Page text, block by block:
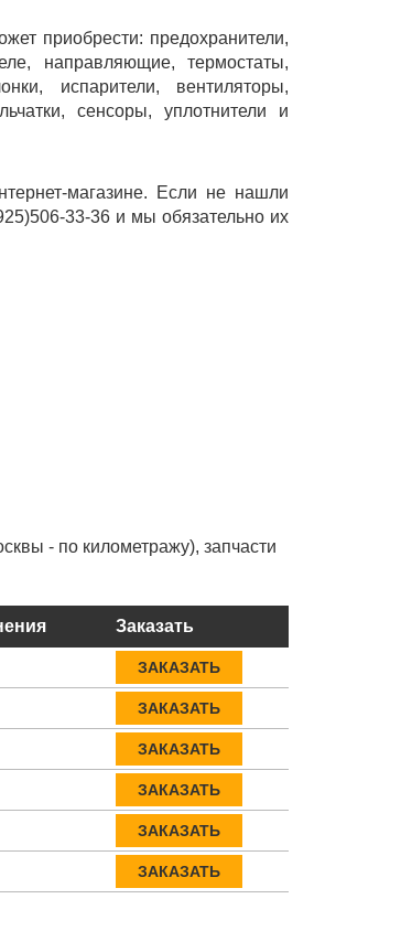
приобрести: предохранители,
направляющие, термостаты,
испарители, вентиляторы,
сенсоры, уплотнители и
магазине. Если не нашли
33-36 и мы обязательно их
- по километражу), запчасти
Заказать
ЗАКАЗАТЬ
ЗАКАЗАТЬ
ЗАКАЗАТЬ
ЗАКАЗАТЬ
ЗАКАЗАТЬ
ЗАКАЗАТЬ